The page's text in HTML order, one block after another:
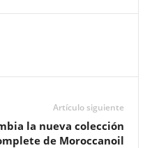
Artículo siguiente
la nueva colección
de Moroccanoil